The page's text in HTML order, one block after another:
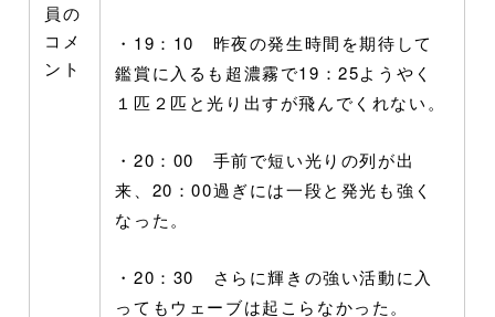
員の
コメ
ント
・19：10 昨夜の発生時間を期待して
鑑賞に入るも超濃霧で19：25ようやく
１匹２匹と光り出すが飛んでくれない。
・20：00 手前で短い光りの列が出
来、20：00過ぎには一段と発光も強く
なった。
・20：30 さらに輝きの強い活動に入
ってもウェーブは起こらなかった。